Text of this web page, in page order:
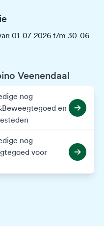
01-07-2026 t/m 30-06-
Veenendaal
nog
en
nog
voor